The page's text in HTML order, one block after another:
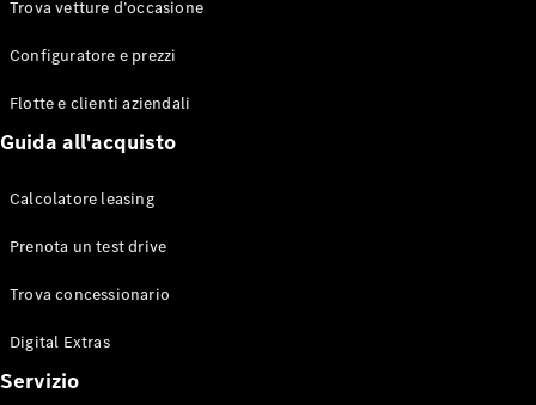
Trova vetture d’occasione
Configuratore e prezzi
Flotte e clienti aziendali
Guida all'acquisto
Calcolatore leasing
Prenota un test drive
Trova concessionario
Digital Extras
Servizio